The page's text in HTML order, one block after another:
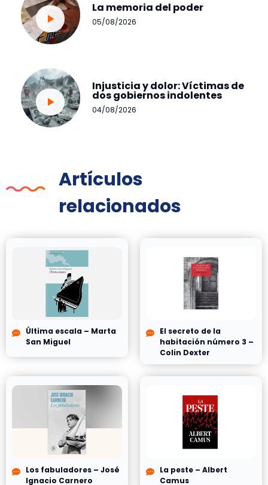
La memoria del poder
05/08/2026
Injusticia y dolor: Víctimas de
dos gobiernos indolentes
04/08/2026
Artículos
relacionados
Última escala – Marta
San Miguel
El secreto de la
habitación número 3 –
Colin Dexter
Los fabuladores – José
Ignacio Carnero
La peste – Albert
Camus